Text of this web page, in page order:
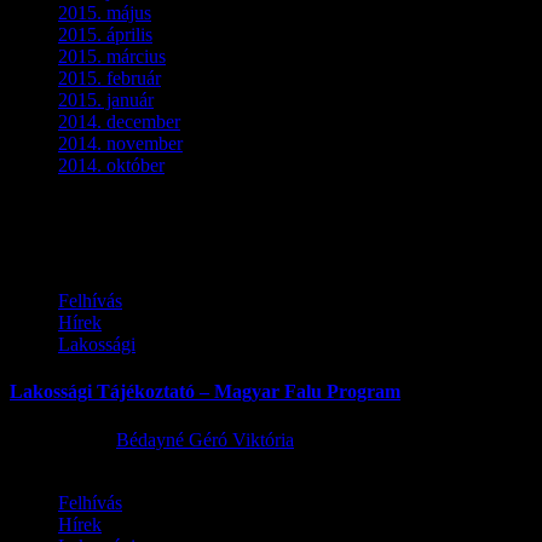
2015. május
2015. április
2015. március
2015. február(2)
2015. január(5)
2014. december(4)
2014. november(1)
2014. október(2)
Felhívás
Hírek
Lakossági
Lakossági Tájékoztató – Magyar Falu Program
Bédayné Géró Viktória
Felhívás
Hírek